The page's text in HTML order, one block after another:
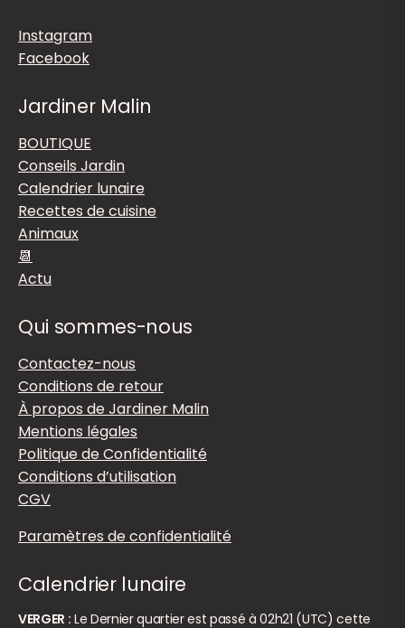
Instagram
Facebook
Jardiner Malin
BOUTIQUE
Conseils Jardin
Calendrier lunaire
Recettes de cuisine
Animaux
📆
Actu
Qui sommes-nous
Contactez-nous
Conditions de retour
À propos de Jardiner Malin
Mentions légales
Politique de Confidentialité
Conditions d’utilisation
CGV
Paramètres de confidentialité
Calendrier lunaire
VERGER : Le Dernier quartier est passé à 02h21 (UTC) cette